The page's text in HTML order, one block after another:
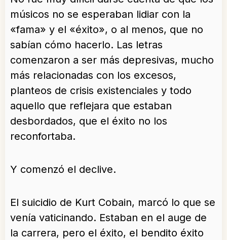
músicos no se esperaban lidiar con la
«fama» y el «éxito», o al menos, que no
sabían cómo hacerlo. Las letras
comenzaron a ser más depresivas, mucho
más relacionadas con los excesos,
planteos de crisis existenciales y todo
aquello que reflejara que estaban
desbordados, que el éxito no los
reconfortaba.
Y comenzó el declive.
El suicidio de Kurt Cobain, marcó lo que se
venía vaticinando. Estaban en el auge de
la carrera, pero el éxito, el bendito éxito